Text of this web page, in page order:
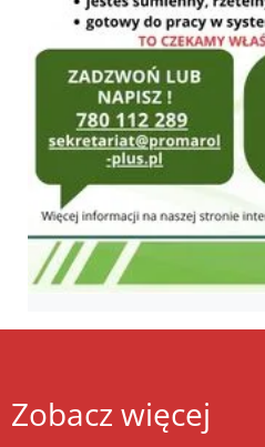
Zobacz więcej